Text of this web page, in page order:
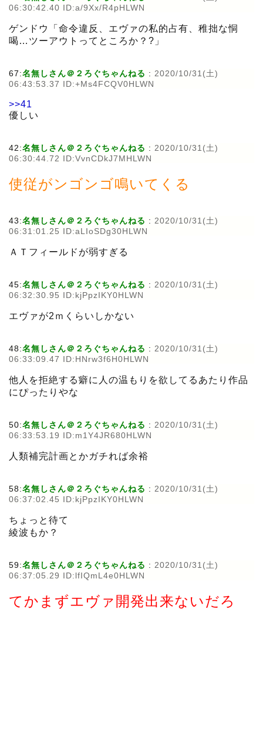
06:30:42.40 ID:a/9Xx/R4pHLWN
ゲンドウ「命令違反、エヴァの私的占有、稚拙な恫
喝…ツーアウトってところか？?」
67:名無しさん＠２ろぐちゃんねる : 2020/10/31(土)
06:43:53.37 ID:+Ms4FCQV0HLWN
>>41
優しい
42:名無しさん＠２ろぐちゃんねる : 2020/10/31(土)
06:30:44.72 ID:VvnCDkJ7MHLWN
使従がンゴンゴ鳴いてくる
43:名無しさん＠２ろぐちゃんねる : 2020/10/31(土)
06:31:01.25 ID:aLIoSDg30HLWN
ＡＴフィールドが弱すぎる
45:名無しさん＠２ろぐちゃんねる : 2020/10/31(土)
06:32:30.95 ID:kjPpzIKY0HLWN
エヴァが2ｍくらいしかない
48:名無しさん＠２ろぐちゃんねる : 2020/10/31(土)
06:33:09.47 ID:HNrw3f6H0HLWN
他人を拒絶する癖に人の温もりを欲してるあたり作品
にぴったりやな
50:名無しさん＠２ろぐちゃんねる : 2020/10/31(土)
06:33:53.19 ID:m1Y4JR680HLWN
人類補完計画とかガチれば余裕
58:名無しさん＠２ろぐちゃんねる : 2020/10/31(土)
06:37:02.45 ID:kjPpzIKY0HLWN
ちょっと待て
綾波もか？
59:名無しさん＠２ろぐちゃんねる : 2020/10/31(土)
06:37:05.29 ID:lfIQmL4e0HLWN
てかまずエヴァ開発出来ないだろ